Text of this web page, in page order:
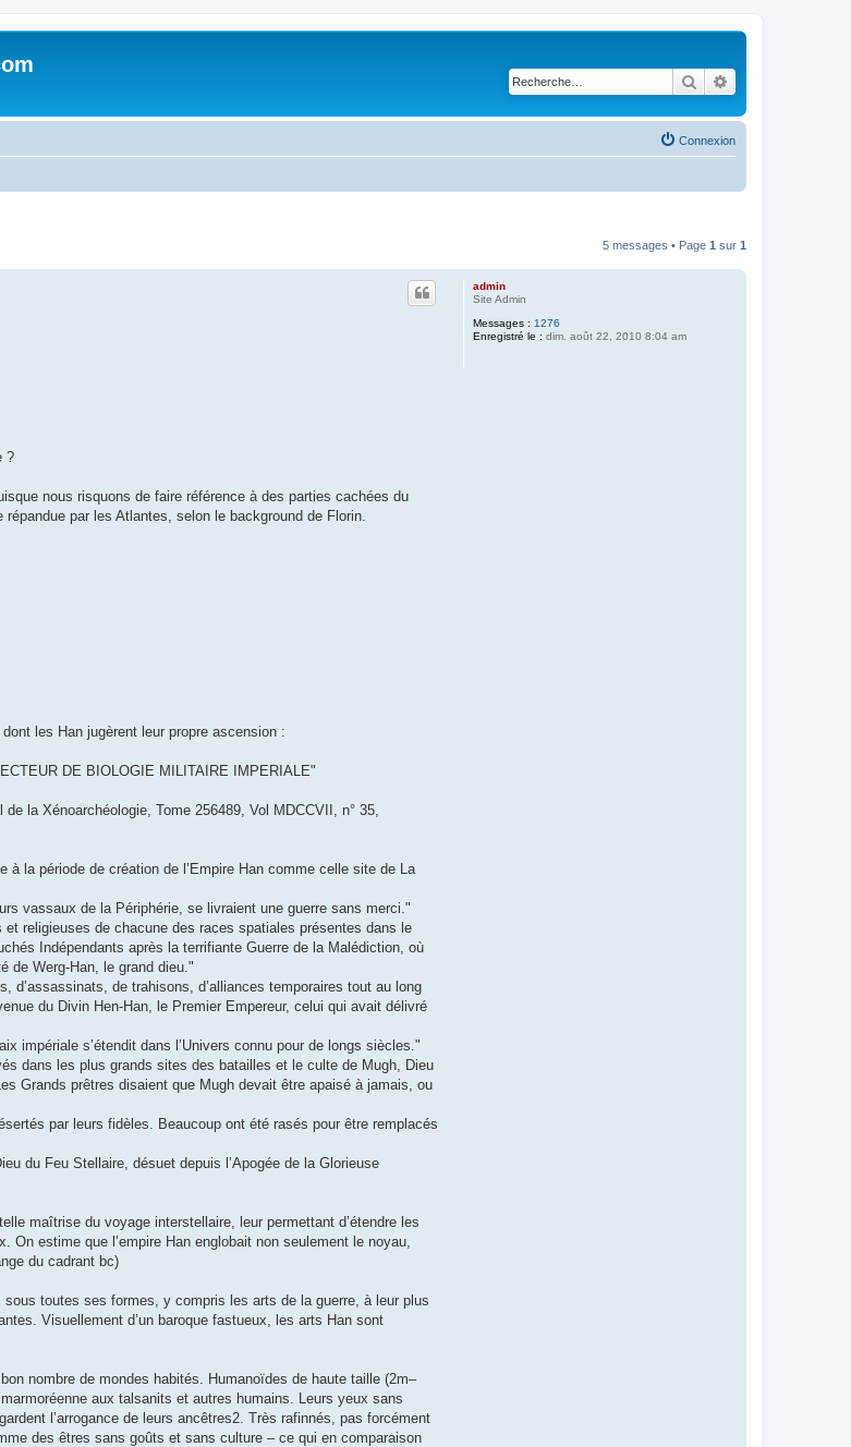
Rechercher
Connexion
5 messages • Page 1 sur 1
admin
Site Admin
Messages : 1276
Enregistré le : dim. août 22, 2010 8:04 am
?
nous risquons de faire référence à des parties cachées du
par les Atlantes, selon le background de Florin.
les Han jugèrent leur propre ascension :
DE BIOLOGIE MILITAIRE IMPERIALE"
la Xénoarchéologie, Tome 256489, Vol MDCCVII, n° 35,
la période de création de l’Empire Han comme celle site de La
vassaux de la Périphérie, se livraient une guerre sans merci."
religieuses de chacune des races spatiales présentes dans le
Indépendants après la terrifiante Guerre de la Malédiction, où
de Werg-Han, le grand dieu."
de trahisons, d’alliances temporaires tout au long
du Divin Hen-Han, le Premier Empereur, celui qui avait délivré
impériale s’étendit dans l’Univers connu pour de longs siècles."
dans les plus grands sites des batailles et le culte de Mugh, Dieu
Grands prêtres disaient que Mugh devait être apaisé à jamais, ou
par leurs fidèles. Beaucoup ont été rasés pour être remplacés
du Feu Stellaire, désuet depuis l’Apogée de la Glorieuse
maîtrise du voyage interstellaire, leur permettant d’étendre les
estime que l’empire Han englobait non seulement le noyau,
du cadrant bc)
toutes ses formes, y compris les arts de la guerre, à leur plus
Visuellement d’un baroque fastueux, les arts Han sont
nombre de mondes habités. Humanoïdes de haute taille (2m–
aux talsanits et autres humains. Leurs yeux sans
l’arrogance de leurs ancêtres2. Très rafinnés, pas forcément
des êtres sans goûts et sans culture – ce qui en comparaison